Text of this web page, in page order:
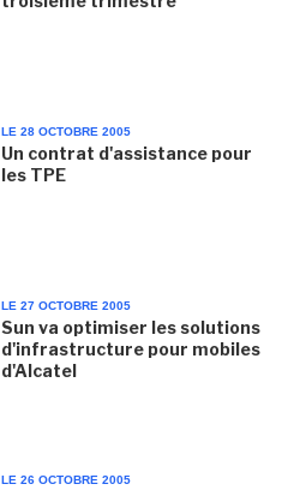
LE 28 OCTOBRE 2005
Un contrat d'assistance pour
les TPE
LE 27 OCTOBRE 2005
Sun va optimiser les solutions
d'infrastructure pour mobiles
d'Alcatel
LE 26 OCTOBRE 2005